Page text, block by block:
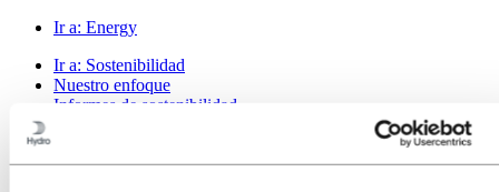
Ir a: Energy
Ir a: Sostenibilidad
Nuestro enfoque
Informes de sostenibilidad
Ir a:Carreras